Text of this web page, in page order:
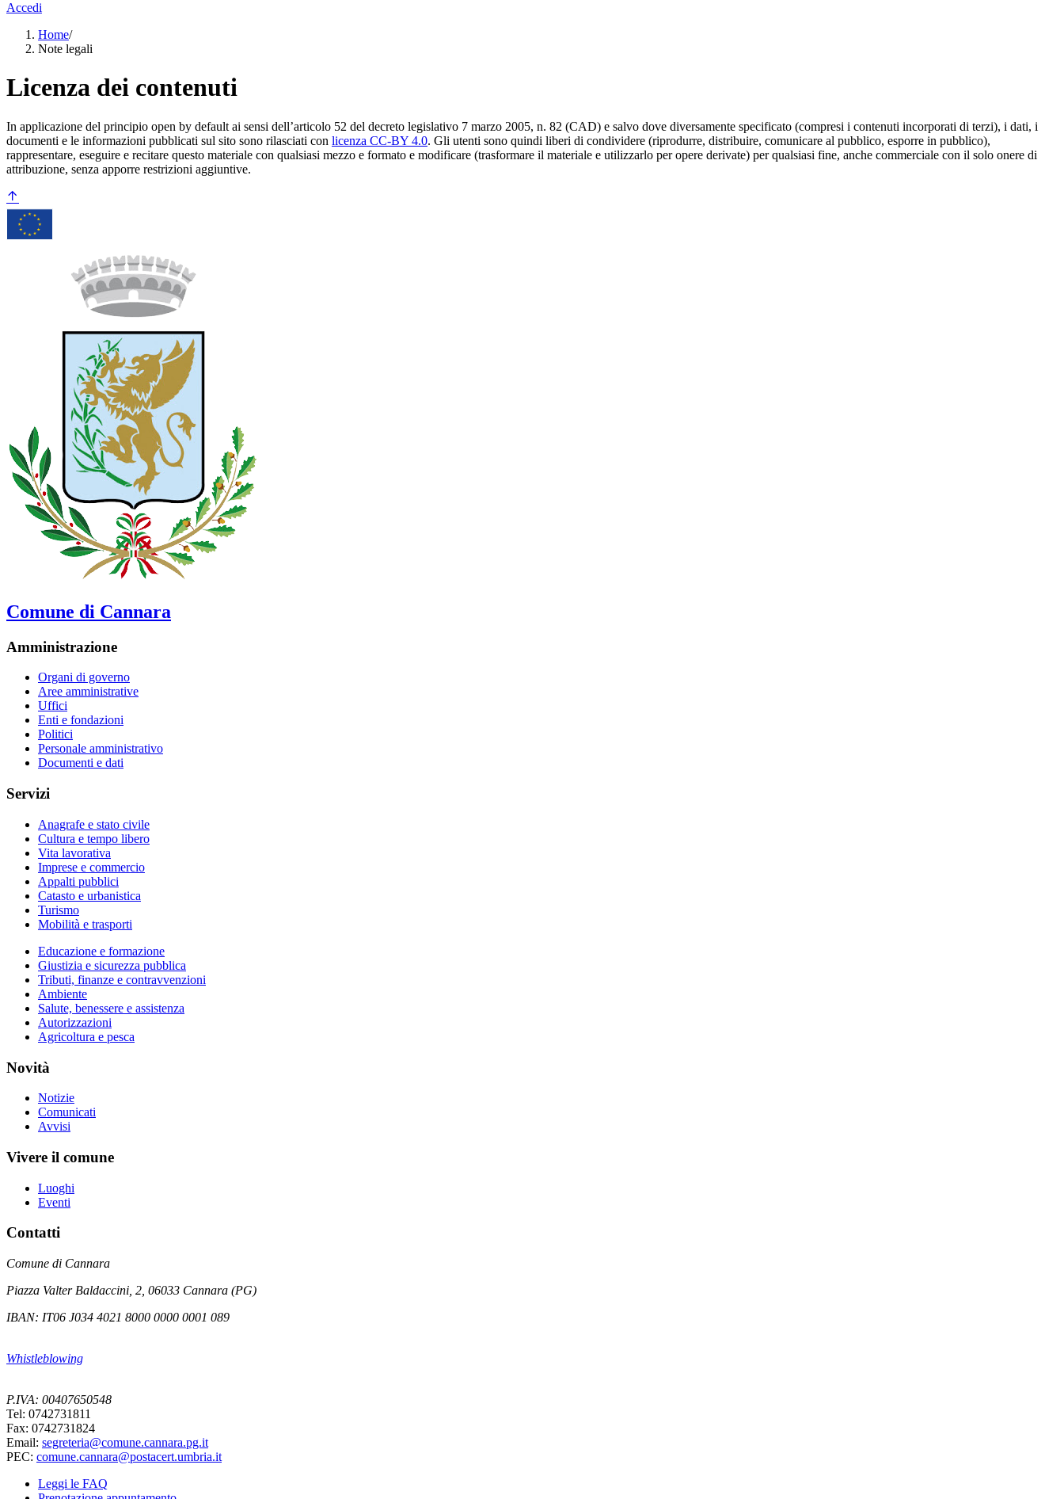
Accedi
Home/
Note legali
Licenza dei contenuti
In applicazione del principio open by default ai sensi dell’articolo 52 del decreto legislativo 7 marzo 2005, n. 82 (CAD) e salvo dove diversamente specificato (compresi i contenuti incorporati di terzi), i dati, i
documenti e le informazioni pubblicati sul sito sono rilasciati con licenza CC-BY 4.0. Gli utenti sono quindi liberi di condividere (riprodurre, distribuire, comunicare al pubblico, esporre in pubblico),
rappresentare, eseguire e recitare questo materiale con qualsiasi mezzo e formato e modificare (trasformare il materiale e utilizzarlo per opere derivate) per qualsiasi fine, anche commerciale con il solo onere di
attribuzione, senza apporre restrizioni aggiuntive.
Comune di Cannara
Amministrazione
Organi di governo
Aree amministrative
Uffici
Enti e fondazioni
Politici
Personale amministrativo
Documenti e dati
Servizi
Anagrafe e stato civile
Cultura e tempo libero
Vita lavorativa
Imprese e commercio
Appalti pubblici
Catasto e urbanistica
Turismo
Mobilità e trasporti
Educazione e formazione
Giustizia e sicurezza pubblica
Tributi, finanze e contravvenzioni
Ambiente
Salute, benessere e assistenza
Autorizzazioni
Agricoltura e pesca
Novità
Notizie
Comunicati
Avvisi
Vivere il comune
Luoghi
Eventi
Contatti
Comune di Cannara
Piazza Valter Baldaccini, 2, 06033 Cannara (PG)
IBAN: IT06 J034 4021 8000 0000 0001 089
Whistleblowing
P.IVA: 00407650548
Tel: 0742731811
Fax: 0742731824
Email: segreteria@comune.cannara.pg.it
PEC: comune.cannara@postacert.umbria.it
Leggi le FAQ